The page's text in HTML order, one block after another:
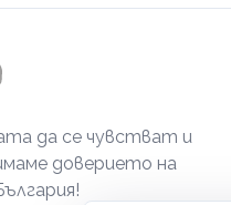
да се чувстват и
доверието на